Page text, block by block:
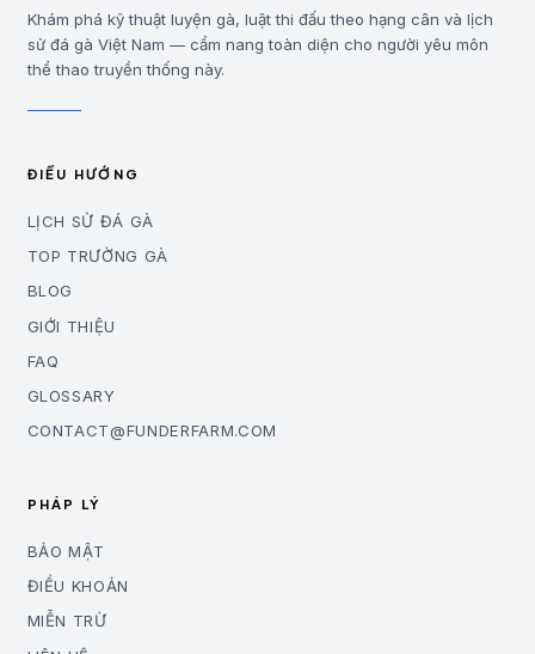
Khám phá kỹ thuật luyện gà, luật thi đấu theo hạng cân và lịch
sử đá gà Việt Nam — cẩm nang toàn diện cho người yêu môn
thể thao truyền thống này.
ĐIỀU HƯỚNG
LỊCH SỬ ĐÁ GÀ
TOP TRƯỜNG GÀ
BLOG
GIỚI THIỆU
FAQ
GLOSSARY
CONTACT@FUNDERFARM.COM
PHÁP LÝ
BẢO MẬT
ĐIỀU KHOẢN
MIỄN TRỪ